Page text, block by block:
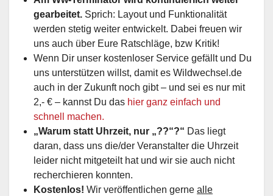
gearbeitet. Sprich: Layout und Funktionalität
werden stetig weiter entwickelt. Dabei freuen wir
uns auch über Eure Ratschläge, bzw Kritik!
Wenn Dir unser kostenloser Service gefällt und Du
uns unterstützen willst, damit es Wildwechsel.de
auch in der Zukunft noch gibt – und sei es nur mit
2,- € – kannst Du das hier ganz einfach und
schnell machen.
„Warum statt Uhrzeit, nur „??“?“ Das liegt
daran, dass uns die/der Veranstalter die Uhrzeit
leider nicht mitgeteilt hat und wir sie auch nicht
recherchieren konnten.
Kostenlos! Wir veröffentlichen gerne alle